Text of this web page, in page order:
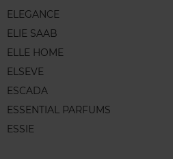
ELEGANCE
ELIE SAAB
ELLE HOME
ELSEVE
ESCADA
ESSENTIAL PARFUMS
ESSIE